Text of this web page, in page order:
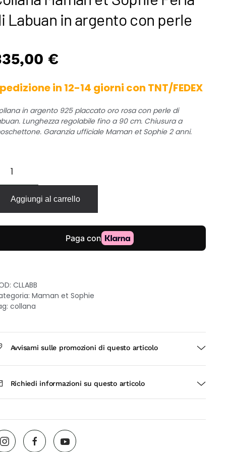
Labuan in argento con perle
€
in 12-14 giorni con TNT/FEDEX
in argento 925 placcato oro rosa con perle di
Lunghezza regolabile fino a 90 cm. Chiusura a
Garanzia ufficiale Maman et Sophie 2 anni.
Aggiungi al carrello
CLLABB
Maman et Sophie
collana
Avvisami sulle promozioni di questo articolo
Richiedi informazioni su questo articolo